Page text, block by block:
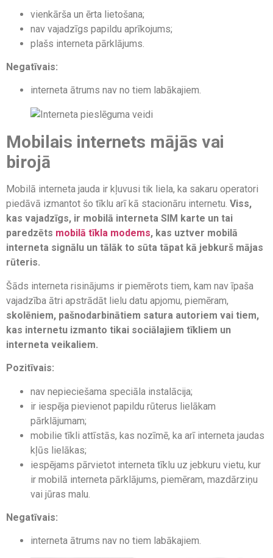
vienkārša un ērta lietošana;
nav vajadzīgs papildu aprīkojums;
plašs interneta pārklājums.
Negatīvais:
interneta ātrums nav no tiem labākajiem.
Mobilais internets mājās vai
birojā
Mobilā interneta jauda ir kļuvusi tik liela, ka sakaru operatori
piedāvā izmantot šo tīklu arī kā stacionāru internetu. Viss,
kas vajadzīgs, ir mobilā interneta SIM karte un tai
paredzēts mobilā tīkla modems, kas uztver mobilā
interneta signālu un tālāk to sūta tāpat kā jebkurš mājas
rūteris.
Šāds interneta risinājums ir piemērots tiem, kam nav īpaša
vajadzība ātri apstrādāt lielu datu apjomu, piemēram,
skolēniem, pašnodarbinātiem satura autoriem vai tiem,
kas internetu izmanto tikai sociālajiem tīkliem un
interneta veikaliem.
Pozitīvais:
nav nepieciešama speciāla instalācija;
ir iespēja pievienot papildu rūterus lielākam
pārklājumam;
mobilie tīkli attīstās, kas nozīmē, ka arī interneta jaudas
kļūs lielākas;
iespējams pārvietot interneta tīklu uz jebkuru vietu, kur
ir mobilā interneta pārklājums, piemēram, mazdārziņu
vai jūras malu.
Negatīvais:
interneta ātrums nav no tiem labākajiem.